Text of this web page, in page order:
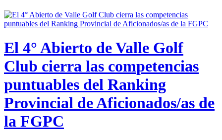
El 4° Abierto de Valle Golf
Club cierra las competencias
puntuables del Ranking
Provincial de Aficionados/as de
la FGPC